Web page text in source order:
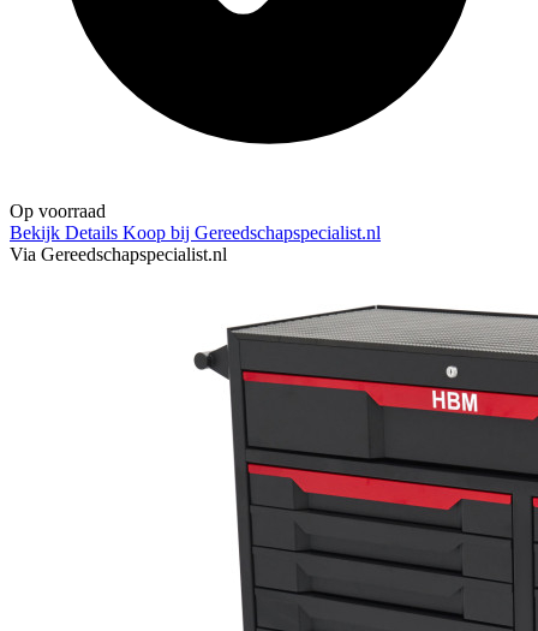
Op voorraad
Bekijk Details Koop bij Gereedschapspecialist.nl
Via Gereedschapspecialist.nl